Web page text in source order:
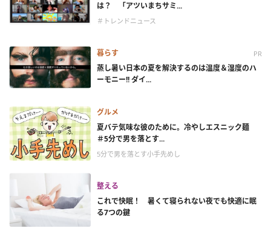
は？ 「アツいまちサミ...
＃トレンドニュース
暮らす PR
蒸し暑い日本の夏を解決するのは温度＆湿度のハ
ーモニー!! ダイ...
グルメ
夏バテ気味な彼のために。冷やしエスニック麺
＃5分で男を落とす...
5分で男を落とす小手先めし
整える
これで快眠！ 暑くて寝られない夜でも快適に眠
る7つの鍵